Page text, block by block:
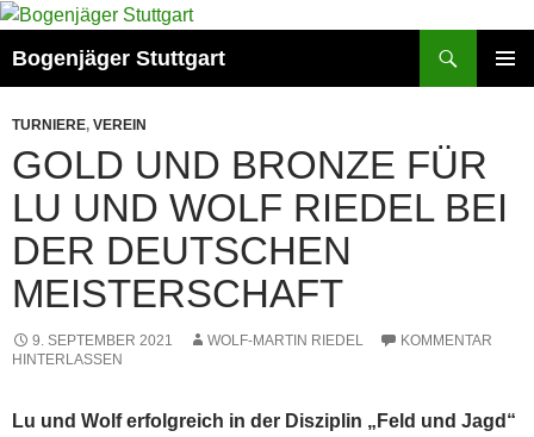
Zum
springen
Bogenjäger Stuttgart
TURNIERE, VEREIN
GOLD UND BRONZE FÜR
LU UND WOLF RIEDEL BEI
DER DEUTSCHEN
MEISTERSCHAFT
9. SEPTEMBER 2021 WOLF-MARTIN RIEDEL
KOMMENTAR
HINTERLASSEN
Lu und Wolf erfolgreich in der Disziplin „Feld und Jagd“